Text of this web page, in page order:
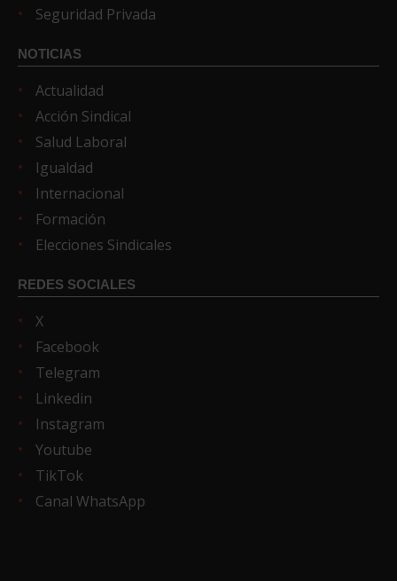
Seguridad Privada
NOTICIAS
Actualidad
Acción Sindical
Salud Laboral
Igualdad
Internacional
Formación
Elecciones Sindicales
REDES SOCIALES
X
Facebook
Telegram
Linkedin
Instagram
Youtube
TikTok
Canal WhatsApp